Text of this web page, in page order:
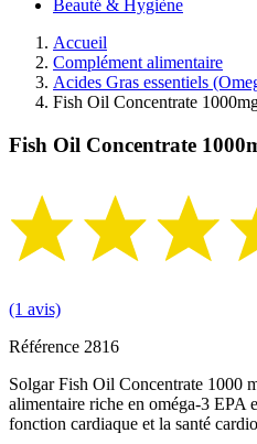
Beauté & Hygiène
Accueil
Complément alimentaire
Acides Gras essentiels
Fish Oil Concentrate
Fish Oil Concentrate
(1 avis)
Référence 2816
Solgar Fish Oil Concentrate 1000
alimentaire riche en oméga-3 EPA
fonction cardiaque et la santé